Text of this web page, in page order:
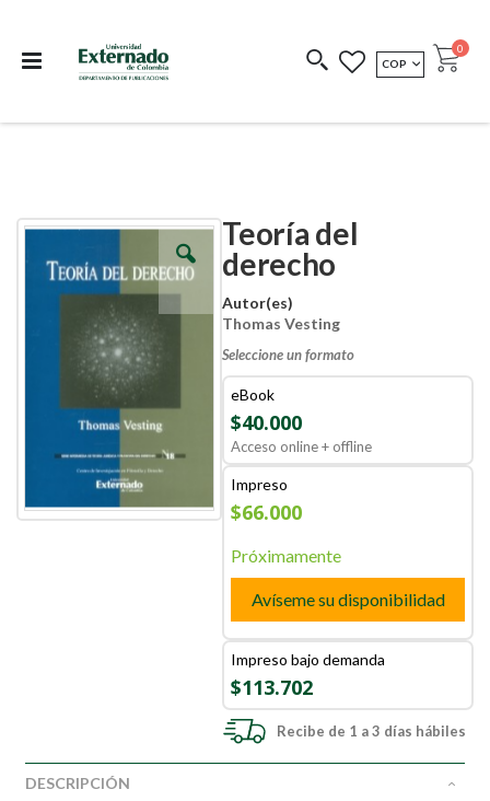
COEDICIONES REDIMIR CÓDIGO
MONEDA
COP Cart
0
Teoría del
derecho
Autor(es)
Thomas Vesting
Seleccione un formato
eBook
$40.000
Acceso online + offline
Impreso
$66.000
Próximamente
Avíseme su disponibilidad
Impreso bajo demanda
$113.702
Recibe de 1 a 3 días hábiles
Skip
Skip
beginning
DESCRIPCIÓN